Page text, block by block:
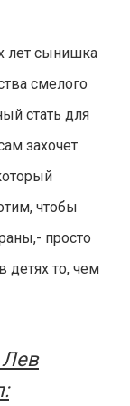
лет сынишка
смелого
стать для
захочет
чтобы
просто
детях то, чем
Лев